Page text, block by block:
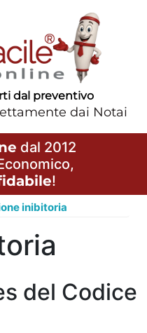
dal preventivo
dai Notai
dal 2012
!
inibitoria
del Codice